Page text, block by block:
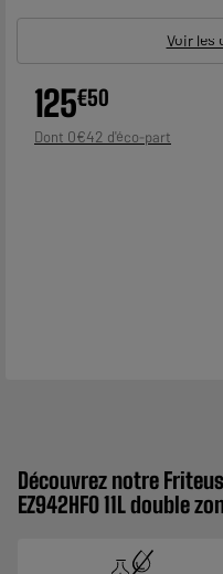
Voir les
125€50
Dont 0€42
Découvrez notre
EZ942HF0 11L double